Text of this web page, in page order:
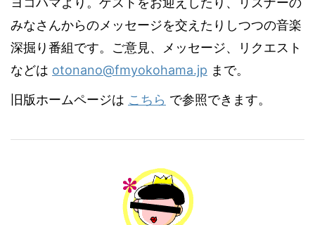
みなさんからのメッセージを交えたりしつつの音楽
深掘り番組です。ご意見、メッセージ、リクエスト
などは otonano@fmyokohama.jp まで。
旧版ホームページは こちら で参照できます。